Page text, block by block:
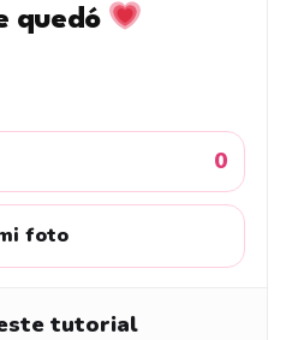
quedó
0
foto
tutorial